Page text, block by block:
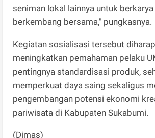
seniman lokal lainnya untuk
berkembang bersama," pungkasnya.
Kegiatan sosialisasi tersebut
meningkatkan pemahaman pelaku
pentingnya standardisasi produk,
memperkuat daya saing sekaligus
pengembangan potensi ekonomi
pariwisata di Kabupaten Sukabumi.
(Dimas)